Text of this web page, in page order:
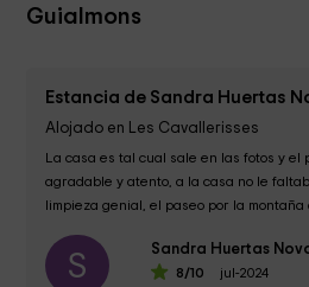
Guialmons
Estancia de Sandra Huertas
Alojado en Les Cavallerisses
La casa es tal cual sale en las fotos y el
agradable y atento, a la casa no le
limpieza genial, el paseo por la montaña
S Sandra Huertas
8/10 jul-2024